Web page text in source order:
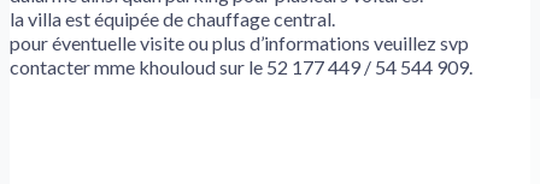
la villa est équipée de chauffage central.
pour éventuelle visite ou plus d’informations veuillez svp
contacter mme khouloud sur le 52 177 449 / 54 544 909.